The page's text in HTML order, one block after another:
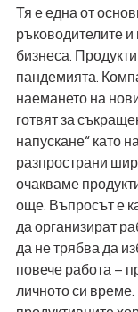
Тя е една от
ръководителите и
бизнеса.
пандемията.
наемането на
готвят за
напускане“ като
разпространи
очакваме
още. Въпросът е
да организират
да не трябва да
повече работа –
личното си